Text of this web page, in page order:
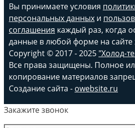
Вы принимаете условия
персональных данных и
соглашения каждый раз, когда
данные в любой форме на
Copyright © 2017 - 2025 "Холод-
Все права защищены. Полное
копирование материалов
Создание сайта - owebsite.ru
Закажите звонок